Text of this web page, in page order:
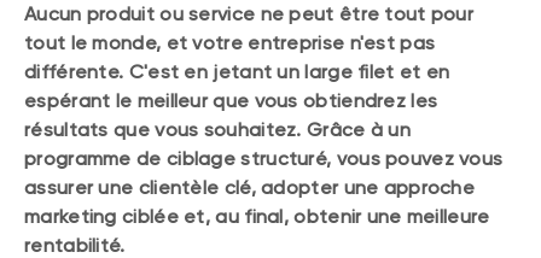
Aucun produit ou service ne peut être tout pour
tout le monde, et votre entreprise n'est pas
différente. C'est en jetant un large filet et en
espérant le meilleur que vous obtiendrez les
résultats que vous souhaitez. Grâce à un
programme de ciblage structuré, vous pouvez vous
assurer une clientèle clé, adopter une approche
marketing ciblée et, au final, obtenir une meilleure
rentabilité.